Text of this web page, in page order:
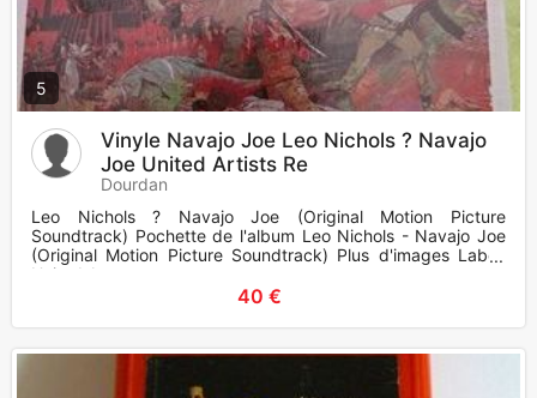
5
Vinyle Navajo Joe Leo Nichols ? Navajo
Joe United Artists Re
Dourdan
Leo Nichols ? Navajo Joe (Original Motion Picture
Soundtrack) Pochette de l'album Leo Nichols - Navajo Joe
(Original Motion Picture Soundtrack) Plus d'images Label:
United Ar
40 €